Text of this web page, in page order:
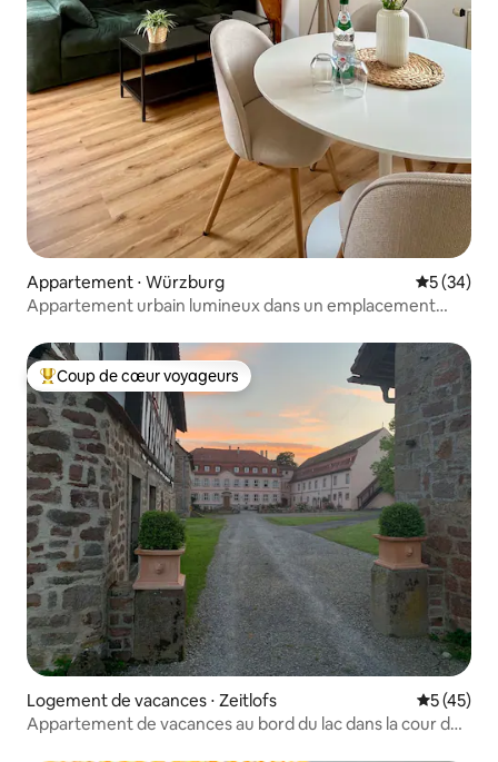
Appartement ⋅ Würzburg
5 (34)
Appartement urbain lumineux dans un emplacement
Coups de cœur voyageurs les plus appréciés
Coup de cœur voyageurs
Logement de vacances ⋅ Zeitlofs
5 (45)
Appartement de vacances au bord du lac dans la cour du